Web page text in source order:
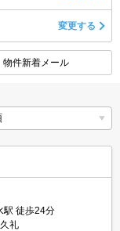
変更する
物件新着メール
駅 徒歩24分
礼